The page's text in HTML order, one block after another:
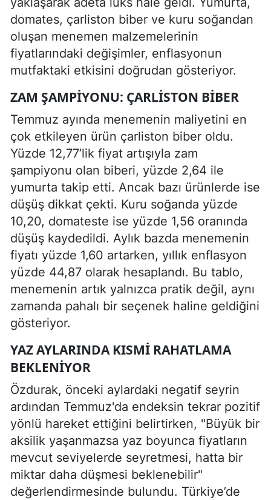
domates, çarliston biber ve kuru soğandan
oluşan menemen malzemelerinin
fiyatlarındaki değişimler, enflasyonun
mutfaktaki etkisini doğrudan gösteriyor.
ZAM ŞAMPIYONU: ÇARLISTON BIBER
Temmuz ayında menemenin maliyetini en
çok etkileyen ürün çarliston biber oldu.
Yüzde 12,77’lik fiyat artışıyla zam
şampiyonu olan biberi, yüzde 2,64 ile
yumurta takip etti. Ancak bazı ürünlerde ise
düşüş dikkat çekti. Kuru soğanda yüzde
10,20, domateste ise yüzde 1,56 oranında
düşüş kaydedildi. Aylık bazda menemenin
fiyatı yüzde 1,60 artarken, yıllık enflasyon
yüzde 44,87 olarak hesaplandı. Bu tablo,
menemenin artık yalnızca pratik değil, aynı
zamanda pahalı bir seçenek haline geldiğini
gösteriyor.
YAZ AYLARINDA KISMI RAHATLAMA
BEKLENIYOR
Özdurak, önceki aylardaki negatif seyrin
ardından Temmuz'da endeksin tekrar pozitif
yönlü hareket ettiğini belirtirken, "Büyük bir
aksilik yaşanmazsa yaz boyunca fiyatların
mevcut seviyelerde seyretmesi, hatta bir
miktar daha düşmesi beklenebilir"
değerlendirmesinde bulundu. Türkiye’de